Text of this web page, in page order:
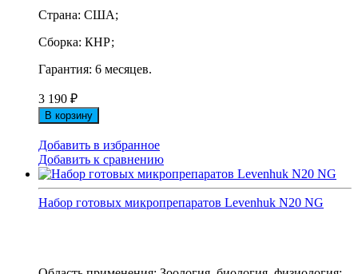
Страна: США;
Сборка: КНР;
Гарантия: 6 месяцев.
3 190 ₽
В корзину
Добавить в избранное
Добавить к сравнению
Набор готовых микропрепаратов Levenhuk N20 NG